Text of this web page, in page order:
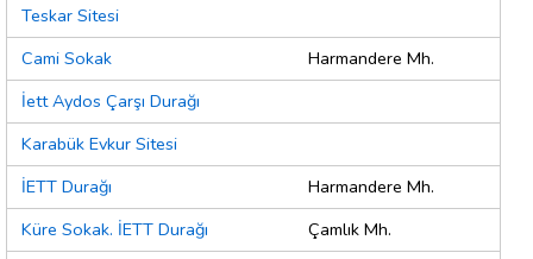
Teskar Sitesi
Cami Sokak
Harmandere Mh.
İett Aydos Çarşı Durağı
Karabük Evkur Sitesi
İETT Durağı
Harmandere Mh.
Küre Sokak. İETT Durağı
Çamlık Mh.